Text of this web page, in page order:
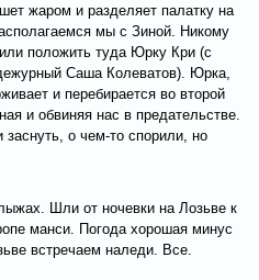
жаром и разделяет палатку на
мы с Зиной. Никому
положить туда Юрку Кри (с
Саша Колеватов). Юрка,
и перебирается во второй
и обвиняя нас в предательстве.
о чем-то спорили, но
Шли от ночевки на Лозьве к
манси. Погода хорошая минус
встречаем наледи. Все.